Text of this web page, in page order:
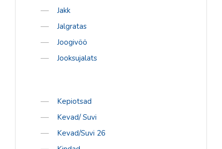
Jakk
Jalgratas
Joogivöö
Jooksujalats
Kepiotsad
Kevad/ Suvi
Kevad/Suvi 26
Daehlie
Kari Traa
Swenor
TEENUSED
Rattahooldus
Suuskade hooldus